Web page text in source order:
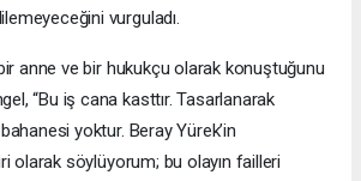
vurguladı.
anne ve bir hukukçu olarak konuştuğunu
“Bu iş cana kasttır. Tasarlanarak
yoktur. Beray Yürek’in
olarak söylüyorum; bu olayın failleri